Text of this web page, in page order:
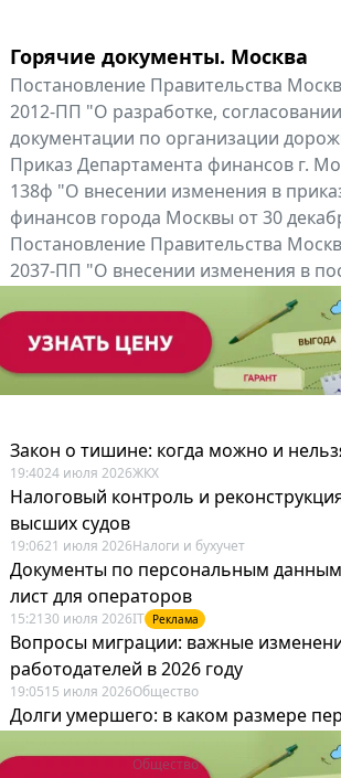
Горячие документы. Москва
Постановление Правительства
2012-ПП "О разработке,
документации по организации
Приказ Департамента финансов г.
138ф "О внесении изменения в
финансов города Москвы от 30
Постановление Правительства
2037-ПП "О внесении изменения в
Правительства Москвы от 26 июля
Все региональные документы
Закон о тишине: когда можно и
19:4024 июля 2026ЖКХ
Налоговый контроль и
высших судов
19:0621 июля 2026Налоги и бухучет
Документы по персональным данным
лист для операторов
15:21 30 июля 2026IT Реклама
Вопросы миграции: важные
работодателей в 2026 году
19:0515 июля 2026Общество
Долги умершего: в каком размере
19:43 Общество